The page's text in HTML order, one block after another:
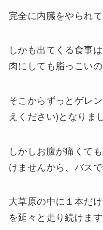
完全に内臓をやられて
しかも出てくる食事
肉にしても脂っこい
そこからずっとゲレ
えください)となりま
しかしお腹が痛くて
けませんから、バス
大草原の中に１本だ
を延々と走り続けます